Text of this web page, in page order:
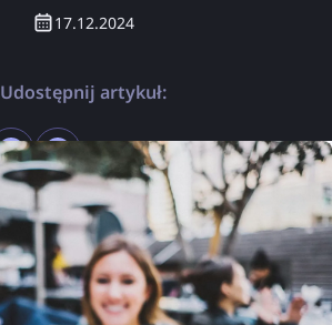
17.12.2024
Udostępnij artykuł: